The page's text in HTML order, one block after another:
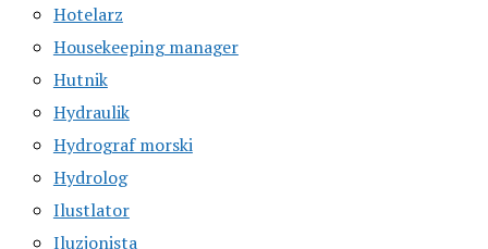
Hotelarz
Housekeeping manager
Hutnik
Hydraulik
Hydrograf morski
Hydrolog
Ilustlator
Iluzjonista